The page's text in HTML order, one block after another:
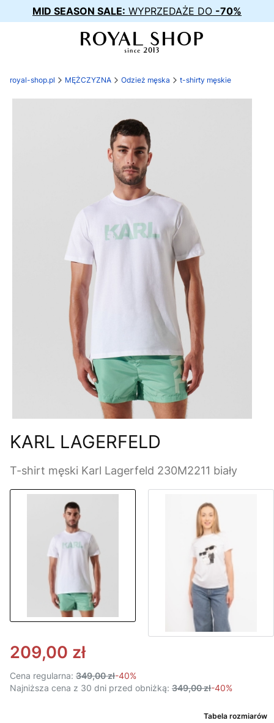
MID SEASON SALE: WYPRZEDAŻE DO -70%
royal-shop.pl MĘŻCZYZNA Odzież męska t-shirty męskie
KARL LAGERFELD
T-shirt męski Karl Lagerfeld 230M2211 biały
209,00 zł
Cena regularna: 349,00 zł-40%
Najniższa cena z 30 dni przed obniżką: 349,00 zł-40%
Tabela rozmiarów